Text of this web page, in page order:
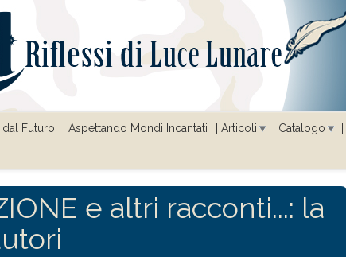
Futuro Aspettando Mondi Incantati Articoli Catalogo
e altri racconti...: la